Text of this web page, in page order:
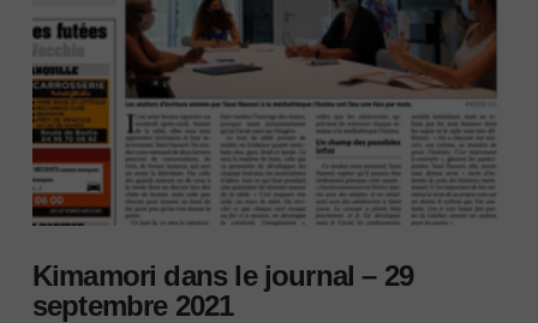
Kimamori dans le journal – 29
septembre 2021